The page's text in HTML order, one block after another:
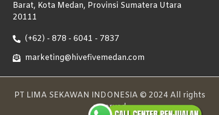
Barat, Kota Medan, Provinsi Sumatera Utara
20111
(+62) - 878 - 6041 - 7837
marketing@hivefivemedan.com
PT LIMA SEKAWAN INDONESIA © 2024 All rights
reserved